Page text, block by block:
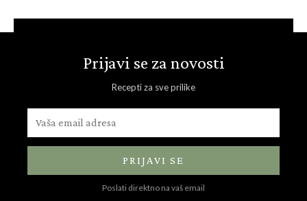
Prijavi se za novosti
Recepti za sve prilike
PRIJAVI SE
Poslati direktno na vaš email